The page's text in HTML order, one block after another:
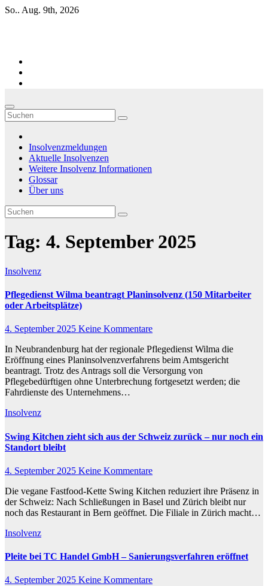
Zum
So.. Aug. 9th, 2026
Insolvenzmeldungen
Aktuelle Insolvenzen
Weitere Insolvenz Informationen
Glossar
Über uns
Tag: 4. September 2025
Insolvenz
Pflegedienst Wilma beantragt Planinsolvenz (150 Mitarbeiter
oder Arbeitsplätze)
4. September 2025 Keine Kommentare
In Neubrandenburg hat der regionale Pflegedienst Wilma die
Eröffnung eines Planinsolvenzverfahrens beim Amtsgericht
beantragt. Trotz des Antrags soll die Versorgung von
Pflegebedürftigen ohne Unterbrechung fortgesetzt werden; die
Fahrdienste des Unternehmens…
Insolvenz
Swing Kitchen zieht sich aus der Schweiz zurück – nur noch ein
Standort bleibt
4. September 2025 Keine Kommentare
Die vegane Fastfood-Kette Swing Kitchen reduziert ihre Präsenz in
der Schweiz: Nach Schließungen in Basel und Zürich bleibt nur
noch das Restaurant in Bern geöffnet. Die Filiale in Zürich macht…
Insolvenz
Pleite bei TC Handel GmbH – Sanierungsverfahren eröffnet
4. September 2025 Keine Kommentare